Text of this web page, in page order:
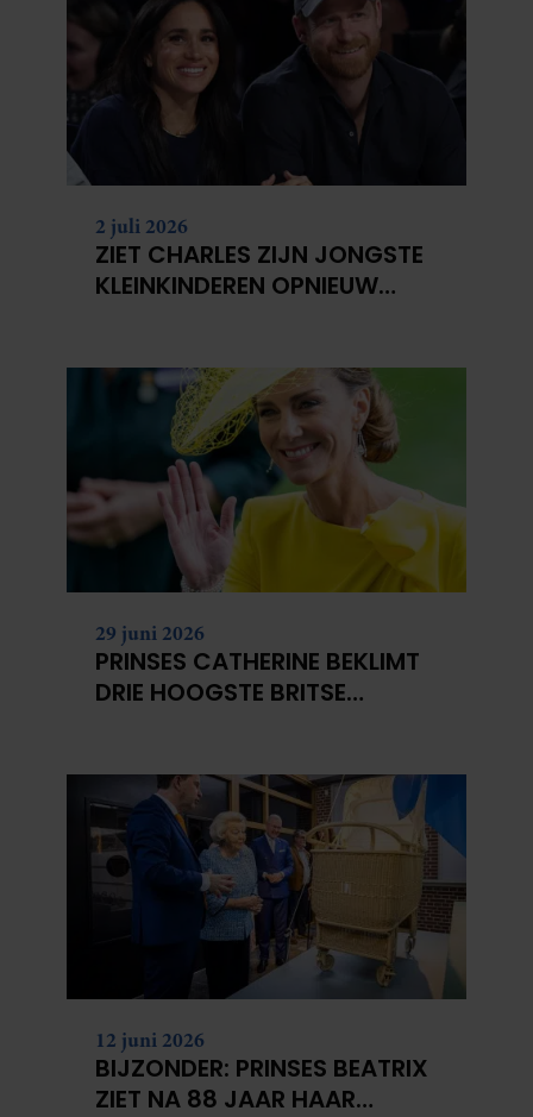
2 juli 2026
ZIET CHARLES ZIJN JONGSTE
KLEINKINDEREN OPNIEUW
29 juni 2026
PRINSES CATHERINE BEKLIMT
DRIE HOOGSTE BRITSE
12 juni 2026
BIJZONDER: PRINSES BEATRIX
ZIET NA 88 JAAR HAAR